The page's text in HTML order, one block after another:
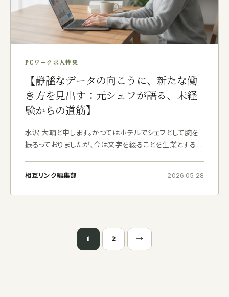
PCワーク求人特集
【静謐なデータの向こうに、新たな働
き方を見出す：元シェフが語る、未経
験からの道筋】
水沢 大輔と申します。かつてはホテルでシェフとして腕を
振るっておりましたが、今は文字を綴ることを生業とする
は、今
相互リンク編集部 2026.05.28
投
稿
1 2 →